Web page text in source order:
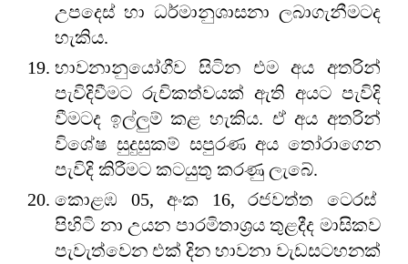
උපදෙස් හා ධර්මානුශාසනා ලබාගැනීමටද
හැකිය.
භාවනානුයෝගීව සිටින එම අය අතරින්
පැවිදිවීමට රුචිකත්වයක් ඇති අයට පැවිදි
වීමටද ඉල්ලුම් කළ හැකිය. ඒ අය අතරින්
විශේෂ සුදුසුකම් සපුරණ අය තෝරාගෙන
පැවිදි කිරීමට කටයුතු කරණු ලැබේ.
කොළඹ 05, අංක 16, රජවත්ත ටෙරස්
පිහිටි නා උයන පාරමිතාශ්‍රය තුළදීද මාසිකව
පැවැත්වෙන එක් දින භාවනා වැඩසටහනක්